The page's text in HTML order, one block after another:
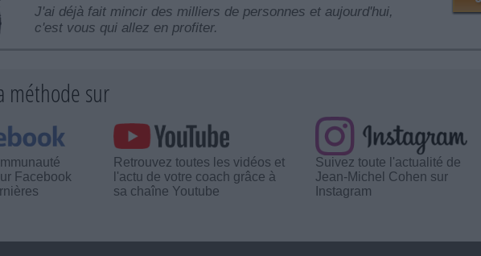
J'ai déjà fait mincir des milliers de personnes et aujourd'hui,
c'est vous qui allez en profiter.
méthode sur
Facebook
Retrouvez toutes les vidéos et
l'actu de votre coach grâce à
sa chaîne Youtube
Suivez toute l'actualité de
Jean-Michel Cohen sur
Instagram